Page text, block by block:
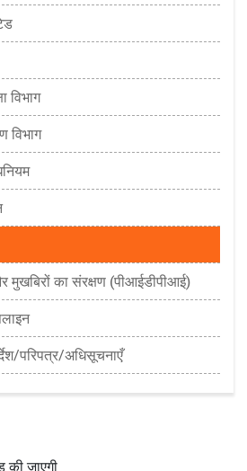
विभाग
विभाग
का संरक्षण (पीआईडीपीआई)
परिपत्र/अधिसूचनाएँ
की जाएगी